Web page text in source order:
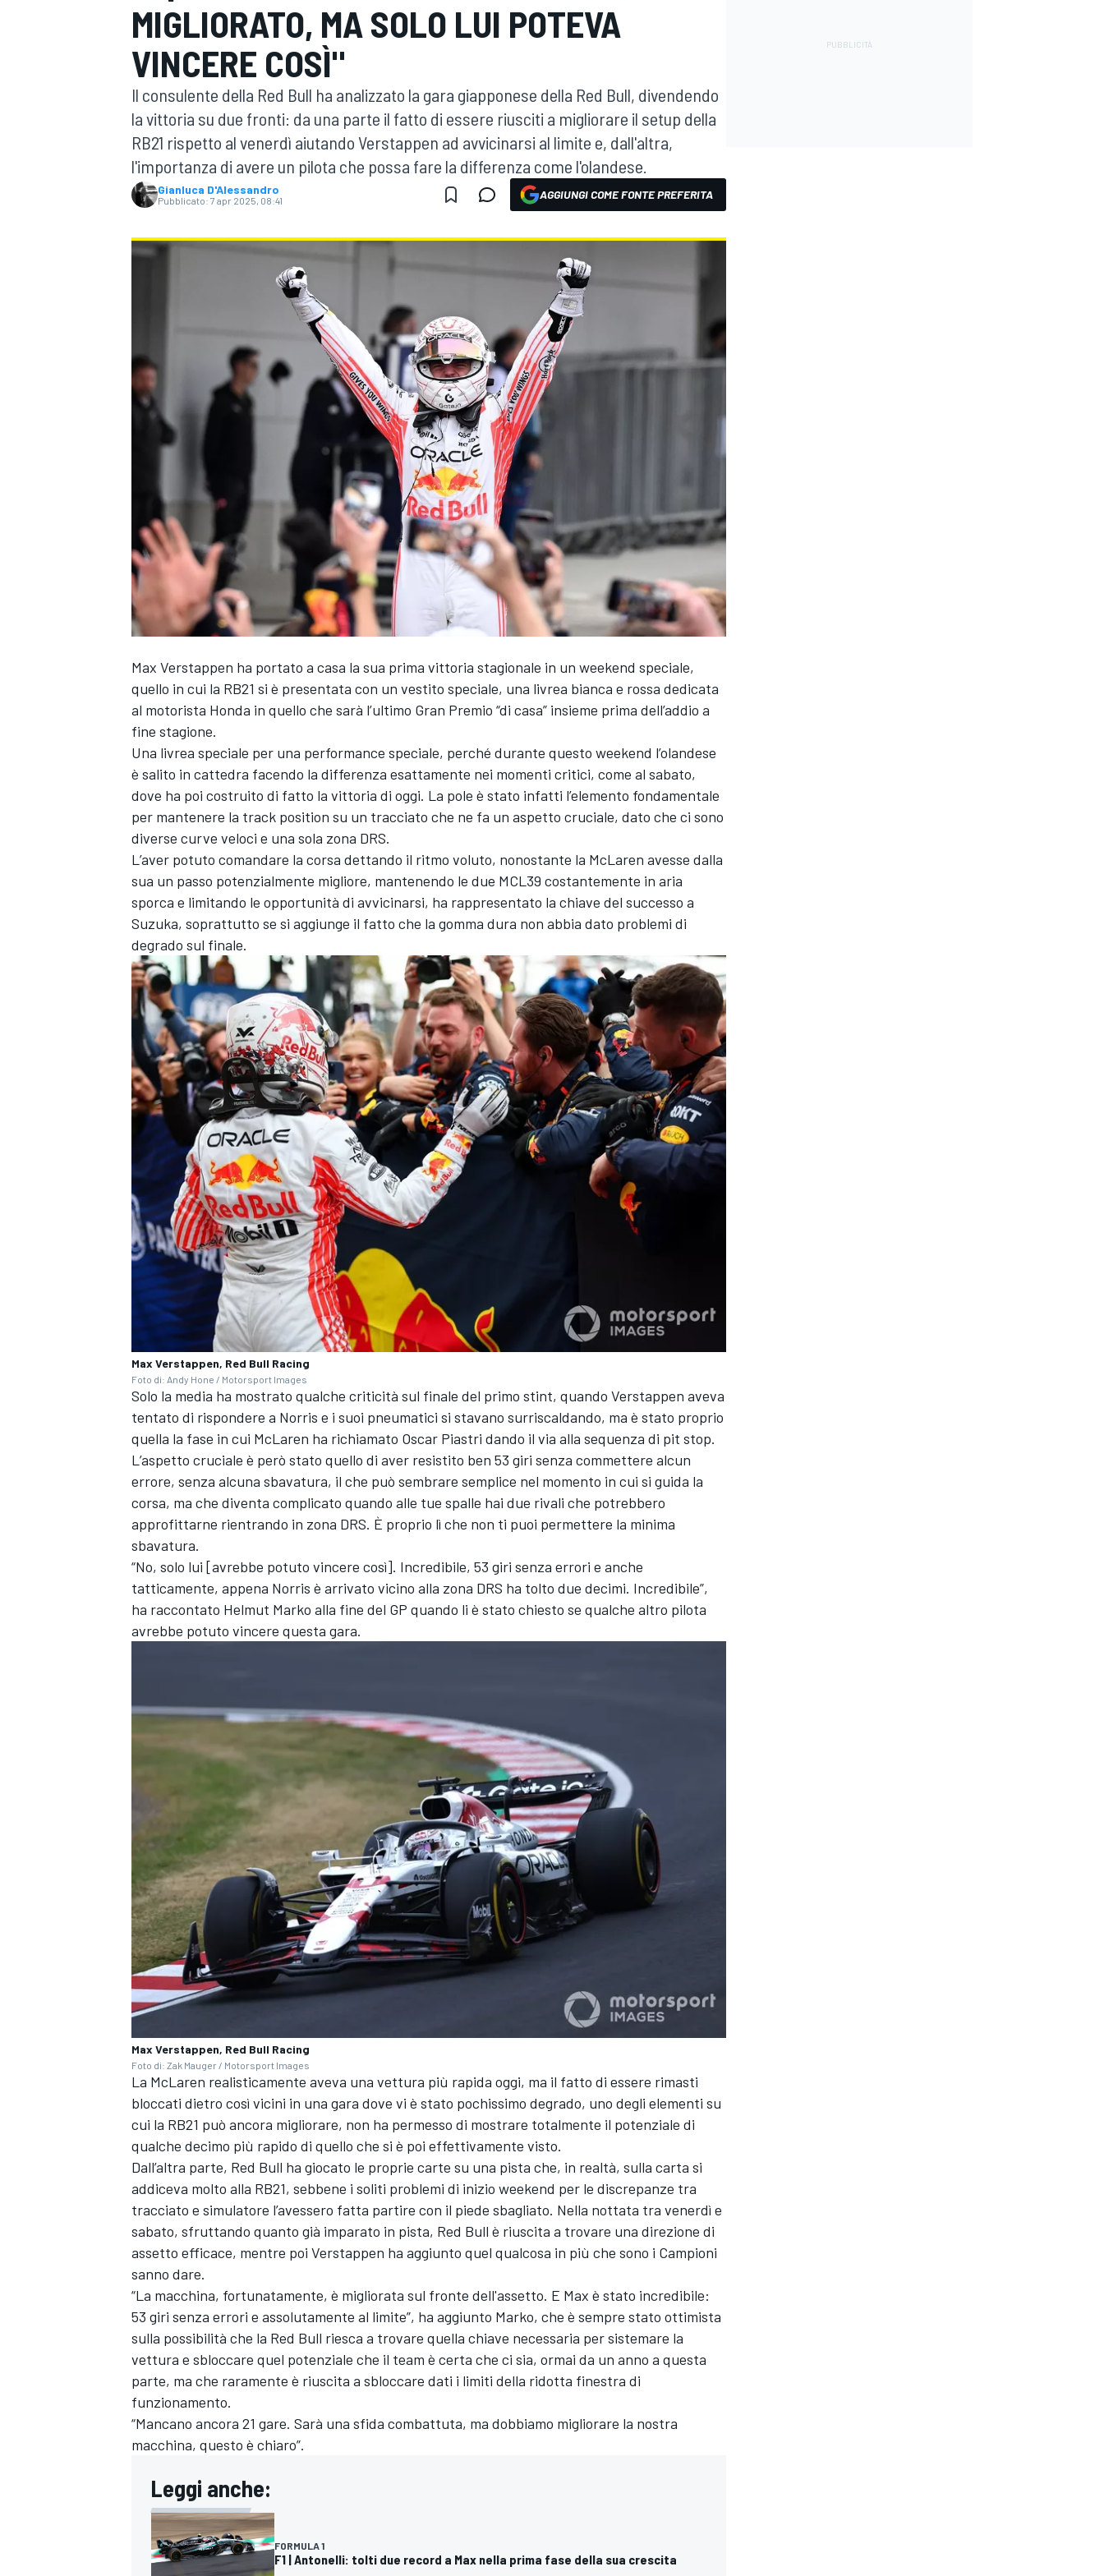
MOTOGP WEC
WRC
MONOPOSTO
ENDURANCE/GT
RALLY
MIGLIORATO, MA SOLO LUI POTEVA
VINCERE COSÌ"
Il consulente della Red Bull ha analizzato la gara giapponese della Red Bull, divendendo
la vittoria su due fronti: da una parte il fatto di essere riusciti a migliorare il setup della
RB21 rispetto al venerdì aiutando Verstappen ad avvicinarsi al limite e, dall'altra,
l'importanza di avere un pilota che possa fare la differenza come l'olandese.
Gianluca D'Alessandro
Pubblicato: 7 apr 2025, 08:41 AGGIUNGI COME FONTE PREFERITA
Max Verstappen ha portato a casa la sua prima vittoria stagionale in un weekend speciale,
quello in cui la RB21 si è presentata con un vestito speciale, una livrea bianca e rossa dedicata
al motorista Honda in quello che sarà l’ultimo Gran Premio “di casa” insieme prima dell’addio a
fine stagione.
Una livrea speciale per una performance speciale, perché durante questo weekend l’olandese
è salito in cattedra facendo la differenza esattamente nei momenti critici, come al sabato,
dove ha poi costruito di fatto la vittoria di oggi. La pole è stato infatti l’elemento fondamentale
per mantenere la track position su un tracciato che ne fa un aspetto cruciale, dato che ci sono
diverse curve veloci e una sola zona DRS.
L’aver potuto comandare la corsa dettando il ritmo voluto, nonostante la McLaren avesse dalla
sua un passo potenzialmente migliore, mantenendo le due MCL39 costantemente in aria
sporca e limitando le opportunità di avvicinarsi, ha rappresentato la chiave del successo a
Suzuka, soprattutto se si aggiunge il fatto che la gomma dura non abbia dato problemi di
degrado sul finale.
Max Verstappen, Red Bull Racing
Foto di: Andy Hone / Motorsport Images
Solo la media ha mostrato qualche criticità sul finale del primo stint, quando Verstappen aveva
tentato di rispondere a Norris e i suoi pneumatici si stavano surriscaldando, ma è stato proprio
quella la fase in cui McLaren ha richiamato Oscar Piastri dando il via alla sequenza di pit stop.
L’aspetto cruciale è però stato quello di aver resistito ben 53 giri senza commettere alcun
errore, senza alcuna sbavatura, il che può sembrare semplice nel momento in cui si guida la
corsa, ma che diventa complicato quando alle tue spalle hai due rivali che potrebbero
approfittarne rientrando in zona DRS. È proprio lì che non ti puoi permettere la minima
sbavatura.
“No, solo lui [avrebbe potuto vincere così]. Incredibile, 53 giri senza errori e anche
tatticamente, appena Norris è arrivato vicino alla zona DRS ha tolto due decimi. Incredibile”,
ha raccontato Helmut Marko alla fine del GP quando li è stato chiesto se qualche altro pilota
avrebbe potuto vincere questa gara.
Max Verstappen, Red Bull Racing
Foto di: Zak Mauger / Motorsport Images
La McLaren realisticamente aveva una vettura più rapida oggi, ma il fatto di essere rimasti
bloccati dietro così vicini in una gara dove vi è stato pochissimo degrado, uno degli elementi su
cui la RB21 può ancora migliorare, non ha permesso di mostrare totalmente il potenziale di
qualche decimo più rapido di quello che si è poi effettivamente visto.
Dall’altra parte, Red Bull ha giocato le proprie carte su una pista che, in realtà, sulla carta si
addiceva molto alla RB21, sebbene i soliti problemi di inizio weekend per le discrepanze tra
tracciato e simulatore l’avessero fatta partire con il piede sbagliato. Nella nottata tra venerdì e
sabato, sfruttando quanto già imparato in pista, Red Bull è riuscita a trovare una direzione di
assetto efficace, mentre poi Verstappen ha aggiunto quel qualcosa in più che sono i Campioni
sanno dare.
“La macchina, fortunatamente, è migliorata sul fronte dell'assetto. E Max è stato incredibile:
53 giri senza errori e assolutamente al limite”, ha aggiunto Marko, che è sempre stato ottimista
sulla possibilità che la Red Bull riesca a trovare quella chiave necessaria per sistemare la
vettura e sbloccare quel potenziale che il team è certa che ci sia, ormai da un anno a questa
parte, ma che raramente è riuscita a sbloccare dati i limiti della ridotta finestra di
funzionamento.
“Mancano ancora 21 gare. Sarà una sfida combattuta, ma dobbiamo migliorare la nostra
macchina, questo è chiaro”.
Leggi anche:
FORMULA 1
F1 | Antonelli: tolti due record a Max nella prima fase della sua crescita